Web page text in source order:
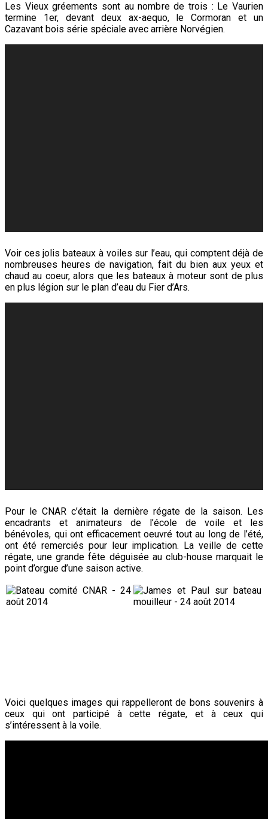
Les Vieux gréements sont au nombre de trois : Le Vaurien
termine 1er, devant deux ax-aequo, le Cormoran et un
Cazavant bois série spéciale avec arrière Norvégien.
Voir ces jolis bateaux à voiles sur l’eau, qui comptent déjà de
nombreuses heures de navigation, fait du bien aux yeux et
chaud au coeur, alors que les bateaux à moteur sont de plus
en plus légion sur le plan d’eau du Fier d’Ars.
Pour le CNAR c’était la dernière régate de la saison. Les
encadrants et animateurs de l’école de voile et les
bénévoles, qui ont efficacement oeuvré tout au long de l’été,
ont été remerciés pour leur implication. La veille de cette
régate, une grande fête déguisée au club-house marquait le
point d’orgue d’une saison active.
Voici quelques images qui rappelleront de bons souvenirs à
ceux qui ont participé à cette régate, et à ceux qui
s’intéressent à la voile.